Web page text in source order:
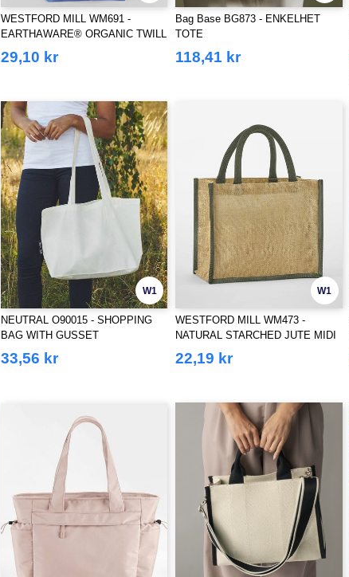
WESTFORD MILL WM691 -
EARTHAWARE® ORGANIC TWILL
TOTE
29,10 kr
Bag Base BG873 - ENKELHET
TOTE
118,41 kr
W1
NEUTRAL O90015 - SHOPPING
BAG WITH GUSSET
33,56 kr
W1
WESTFORD MILL WM473 -
NATURAL STARCHED JUTE MIDI
TOTE
22,19 kr